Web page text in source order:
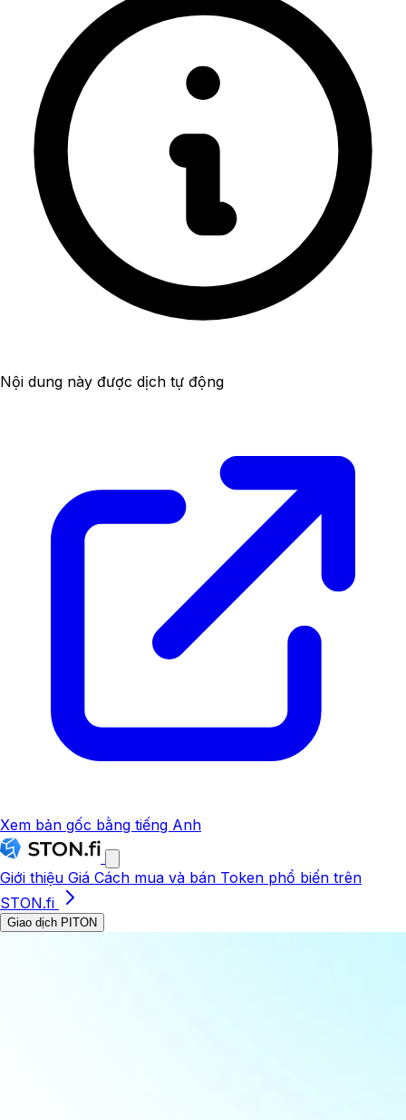
Nội dung này được dịch tự động
Xem bản gốc bằng tiếng Anh
Giới thiệu Giá Cách mua và bán Token phổ biến trên
STON.fi
Giao dịch PITON